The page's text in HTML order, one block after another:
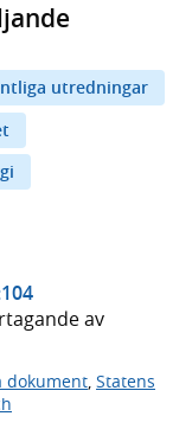
utredningar
av
dokument, Statens